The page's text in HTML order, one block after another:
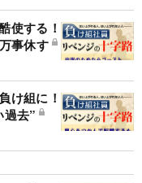
使する！
事休す
け組に！
去”